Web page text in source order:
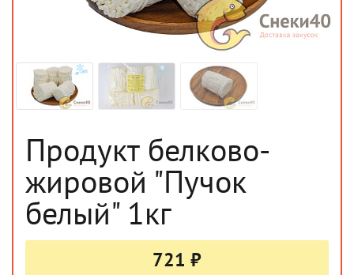
Продукт белково-
жировой "Пучок
белый" 1кг
721 ₽